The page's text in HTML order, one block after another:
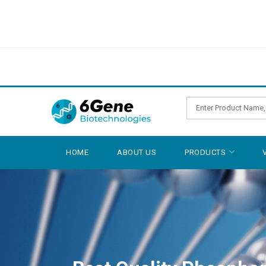
HOME ABOUT US PRODUCTS